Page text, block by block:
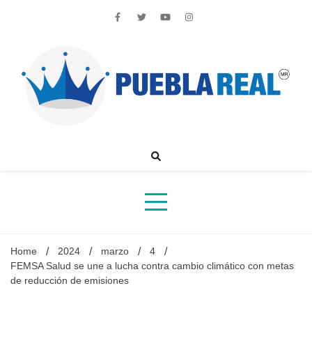
Noticias de actualidad de Puebla, México y el mundo
Home 2024 marzo
4
FEMSA Salud se une a lucha contra cambio climático con metas
de reducción de emisiones